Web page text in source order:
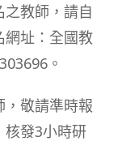
教師，請自
網址：全國教
。
，敬請準時報
核發3小時研